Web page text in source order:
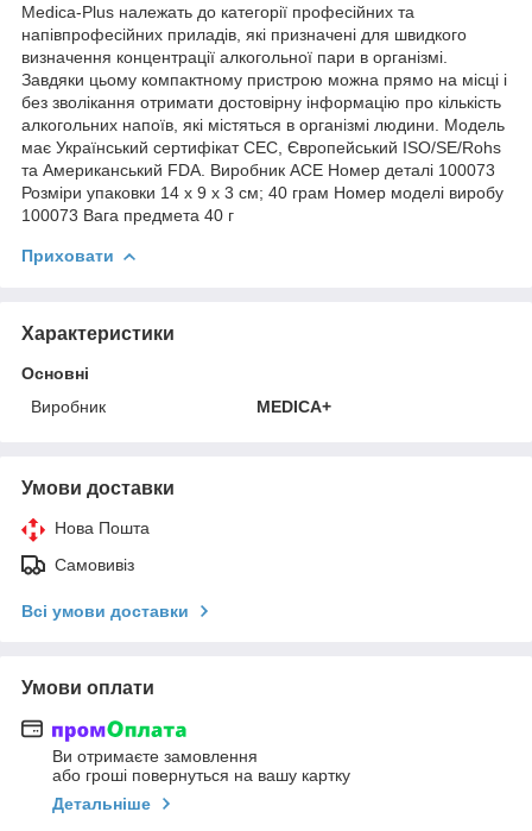
Medica-Plus належать до категорії професійних та
напівпрофесійних приладів, які призначені для швидкого
визначення концентрації алкогольної пари в організмі.
Завдяки цьому компактному пристрою можна прямо на місці і
без зволікання отримати достовірну інформацію про кількість
алкогольних напоїв, які містяться в організмі людини. Модель
має Український сертифікат СЕС, Європейський ISO/SE/Rohs
та Американський FDA. Виробник ACE Номер деталі ‎100073
Розміри упаковки 14 х 9 х 3 см; 40 грам Номер моделі виробу
‎100073 Вага предмета ‎40 г
Приховати
Характеристики
Основні
Виробник
MEDICA+
Умови доставки
Нова Пошта
Самовивіз
Всі умови доставки
Умови оплати
Ви отримаєте замовлення
або гроші повернуться на вашу картку
Детальніше